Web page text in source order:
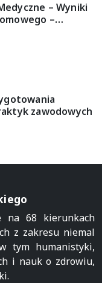
– Wyniki
–…
zawodowych
na 68 kierunkach
z zakresu niemal
tym humanistyki,
i nauk o zdrowiu,